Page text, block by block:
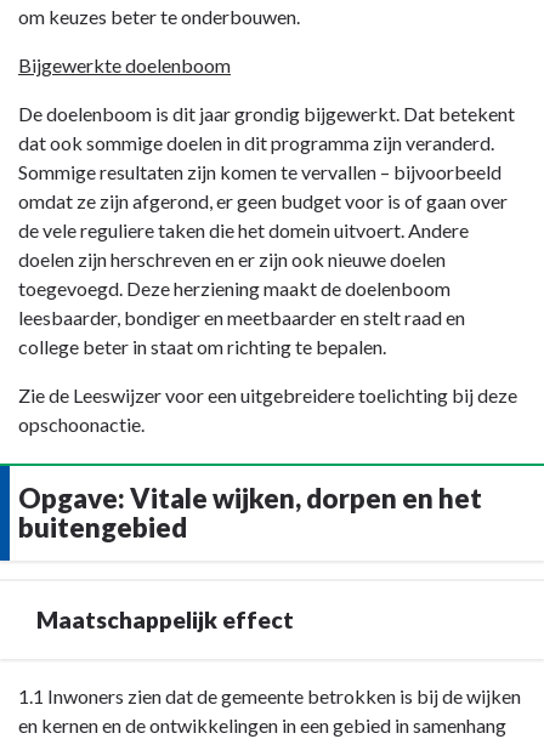
om keuzes beter te onderbouwen.
Bijgewerkte doelenboom
De doelenboom is dit jaar grondig bijgewerkt. Dat betekent
dat ook sommige doelen in dit programma zijn veranderd.
Sommige resultaten zijn komen te vervallen – bijvoorbeeld
omdat ze zijn afgerond, er geen budget voor is of gaan over
de vele reguliere taken die het domein uitvoert. Andere
doelen zijn herschreven en er zijn ook nieuwe doelen
toegevoegd. Deze herziening maakt de doelenboom
leesbaarder, bondiger en meetbaarder en stelt raad en
college beter in staat om richting te bepalen.
Zie de Leeswijzer voor een uitgebreidere toelichting bij deze
opschoonactie.
Opgave: Vitale wijken, dorpen en het
buitengebied
Maatschappelijk effect
Terug
naar
1.1 Inwoners zien dat de gemeente betrokken is bij de wijken
en kernen en de ontwikkelingen in een gebied in samenhang